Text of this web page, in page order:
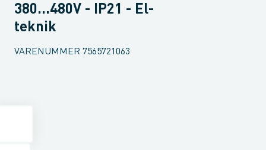
380...480V - IP21 - El-
teknik
VARENUMMER 7565721063